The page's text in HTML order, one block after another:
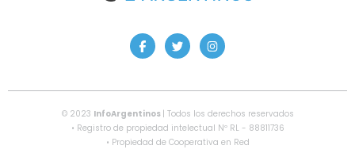
© 2023 InfoArgentinos | Todos los derechos reservados
• Registro de propiedad intelectual Nº RL - 88811736
• Propiedad de Cooperativa en Red